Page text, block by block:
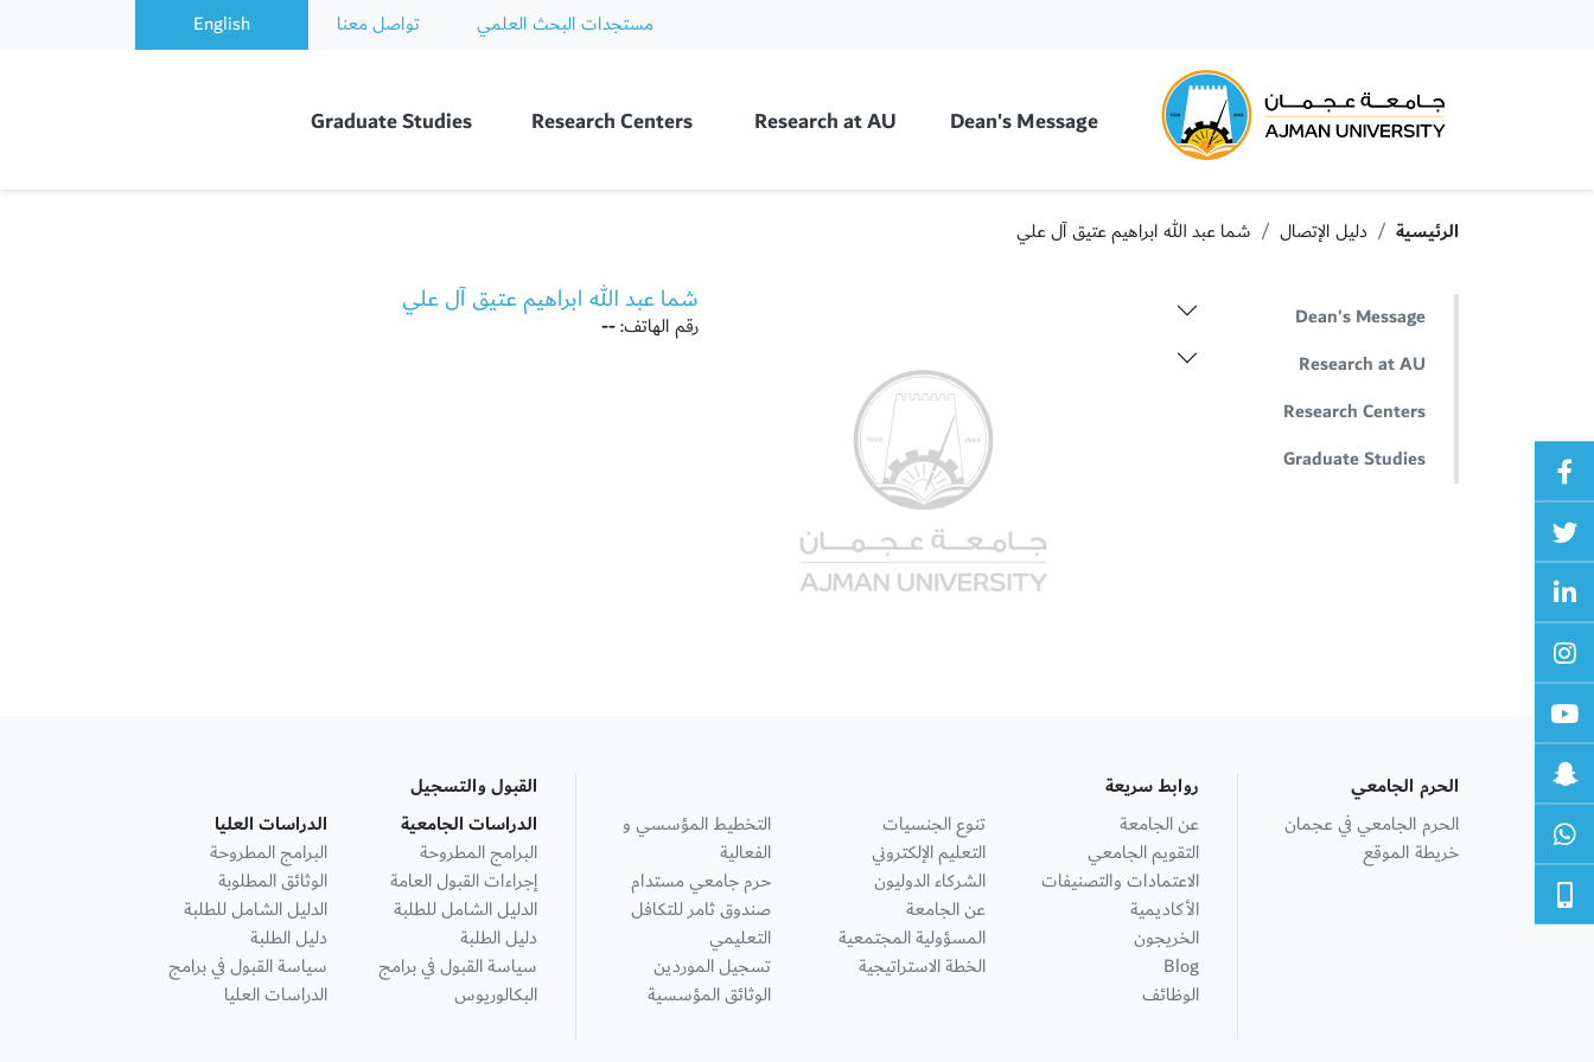
مستجدات البحث العلمي تواصل معنا English
Dean's Message
Research at AU
Research Centers
Graduate Studies
الرئيسية دليل الإتصال شما عبد الله ابراهيم عتيق آل علي
Dean's Message
Research at AU
Research Centers
Graduate Studies
شما عبد الله ابراهيم عتيق آل علي
رقم الهاتف:--
الحرم الجامعي
الحرم الجامعي في عجمان
خريطة الموقع
روابط سريعة
عن الجامعة
التقويم الجامعي
الاعتمادات والتصنيفات
الأكاديمية
الخريجون
Blog
الوظائف
تنوع الجنسيات
التعليم الإلكتروني
الشركاء الدوليون
عن الجامعة
المسؤولية المجتمعية
الخطة الاستراتيجية
التخطيط المؤسسي و
الفعالية
حرم جامعي مستدام
صندوق ثامر للتكافل
التعليمي
تسجيل الموردين
الوثائق المؤسسية
القبول والتسجيل
الدراسات الجامعية
البرامج المطروحة
إجراءات القبول العامة
الدليل الشامل للطلبة
دليل الطلبة
سياسة القبول في برامج
البكالوريوس
الدراسات العليا
البرامج المطروحة
الوثائق المطلوبة
الدليل الشامل للطلبة
دليل الطلبة
سياسة القبول في برامج
الدراسات العليا